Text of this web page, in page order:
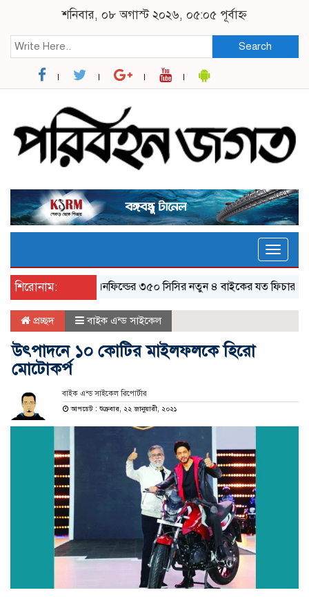
শনিবার, ০৮ অগাস্ট ২০২৬, ০৫:০৫ পূর্বাহ্ন
Search
Toggle
শিরোনাম:র‌য়্যাল এনফিল্ডের ৩৫০ সিসির নতুন ৪ বাইকের যত ফিচার
প্রচ্ছদ বাইক এন্ড সাইকেল
উৎপাদনে ১০ কোটির মাইলফলকে হিরো
মোটোকর্প
বাইক এন্ড সাইকেল রিপোর্টার
আপডেট : শুক্রবার, ২২ জানুয়ারী, ২০২১